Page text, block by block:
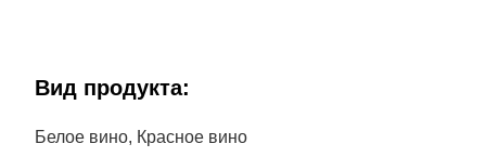
Bид продукта:
Белое вино, Красное вино